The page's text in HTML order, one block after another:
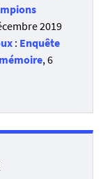
2019
: Enquête
, 6